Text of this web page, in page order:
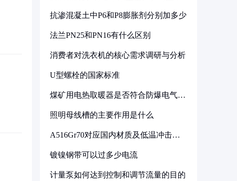
抗渗混凝土中P6和P8膨胀剂分别加多少
法兰PN25和PN16有什么区别
消费者对洗衣机的核心需求调研与分析
U型螺栓的国家标准
煤矿用电热取暖器是否符合防爆电气设
照明母线槽的主要作用是什么
A516Gr70对应国内材质及低温冲击要
镀镍钢带可以过多少电流
计量泵如何达到控制和调节流量的目的